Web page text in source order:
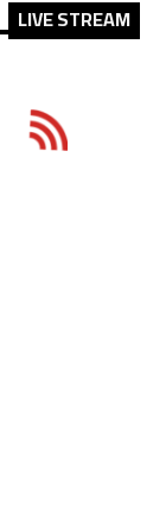
LIVE STREAM